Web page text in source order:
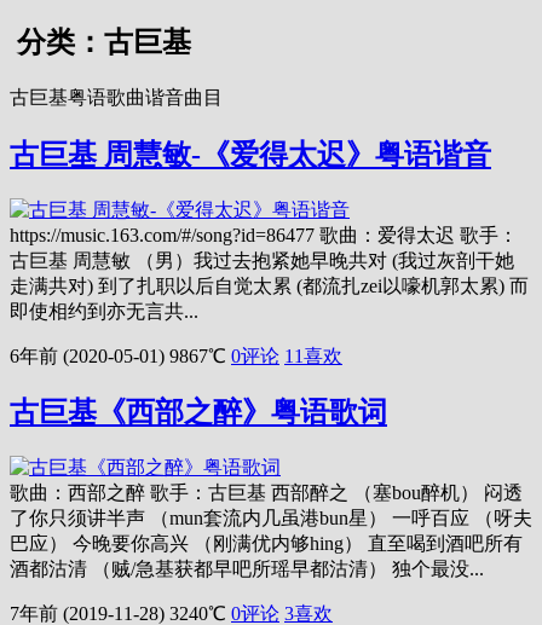
分类：古巨基
古巨基粤语歌曲谐音曲目
古巨基 周慧敏-《爱得太迟》粤语谐音
https://music.163.com/#/song?id=86477 歌曲：爱得太迟 歌手：
古巨基 周慧敏 （男）我过去抱紧她早晚共对 (我过灰剖干她
走满共对) 到了扎职以后自觉太累 (都流扎zei以嚎机郭太累) 而
即使相约到亦无言共...
6年前 (2020-05-01) 9867℃ 0评论 11喜欢
古巨基《西部之醉》粤语歌词
歌曲：西部之醉 歌手：古巨基 西部醉之 （塞bou醉机） 闷透
了你只须讲半声 （mun套流内几虽港bun星） 一呼百应 （呀夫
巴应） 今晚要你高兴 （刚满优内够hing） 直至喝到酒吧所有
酒都沽清 （贼/急基获都早吧所瑶早都沽清） 独个最没...
7年前 (2019-11-28) 3240℃ 0评论 3喜欢